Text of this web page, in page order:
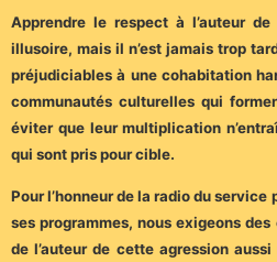
Apprendre le respect à l’auteur
illusoire, mais il n’est jamais trop
préjudiciables à une cohabitation
communautés culturelles qui
éviter que leur multiplication
qui sont pris pour cible.
Pour l’honneur de la radio du
ses programmes, nous exigeons
de l’auteur de cette agression